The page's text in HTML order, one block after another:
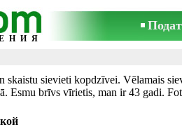
skaistu sievieti kopdzīvei. Vēlamais
Esmu brīvs vīrietis, man ir 43 gadi.